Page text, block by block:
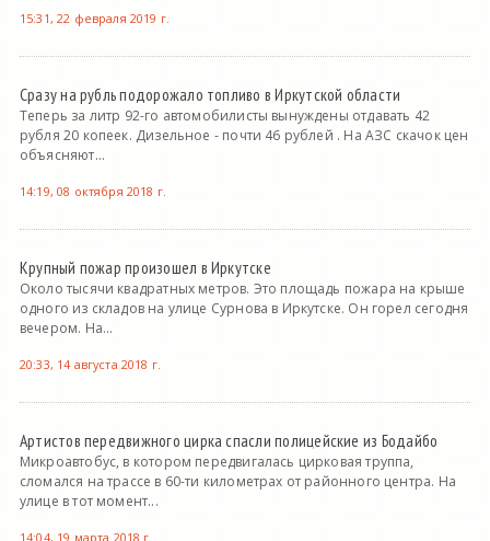
15:31, 22 февраля 2019 г.
Сразу на рубль подорожало топливо в Иркутской области
Теперь за литр 92-го автомобилисты вынуждены отдавать 42
рубля 20 копеек. Дизельное - почти 46 рублей . На АЗС скачок цен
объясняют...
14:19, 08 октября 2018 г.
Крупный пожар произошел в Иркутске
Около тысячи квадратных метров. Это площадь пожара на крыше
одного из складов на улице Сурнова в Иркутске. Он горел сегодня
вечером. На...
20:33, 14 августа 2018 г.
Артистов передвижного цирка спасли полицейские из Бодайбо
Микроавтобус, в котором передвигалась цирковая труппа,
сломался на трассе в 60-ти километрах от районного центра. На
улице в тот момент...
14:04, 19 марта 2018 г.